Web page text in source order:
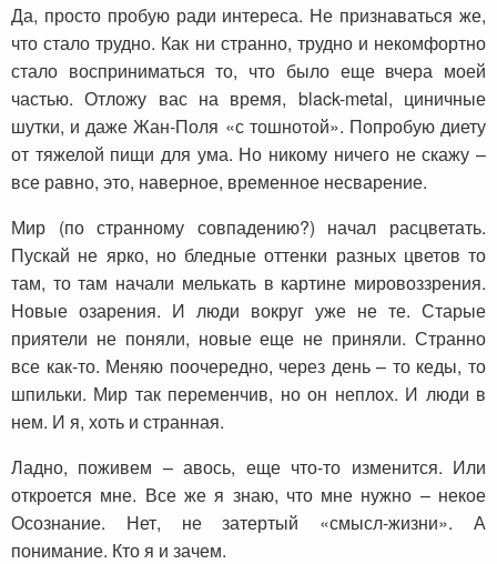
Да, просто пробую ради интереса. Не признаваться же,
что стало трудно. Как ни странно, трудно и некомфортно
стало восприниматься то, что было еще вчера моей
частью. Отложу вас на время, black-metal, циничные
шутки, и даже Жан-Поля «с тошнотой». Попробую диету
от тяжелой пищи для ума. Но никому ничего не скажу –
все равно, это, наверное, временное несварение.
Мир (по странному совпадению?) начал расцветать.
Пускай не ярко, но бледные оттенки разных цветов то
там, то там начали мелькать в картине мировоззрения.
Новые озарения. И люди вокруг уже не те. Старые
приятели не поняли, новые еще не приняли. Странно
все как-то. Меняю поочередно, через день – то кеды, то
шпильки. Мир так переменчив, но он неплох. И люди в
нем. И я, хоть и странная.
Ладно, поживем – авось, еще что-то изменится. Или
откроется мне. Все же я знаю, что мне нужно – некое
Осознание. Нет, не затертый «смысл-жизни». А
понимание. Кто я и зачем.